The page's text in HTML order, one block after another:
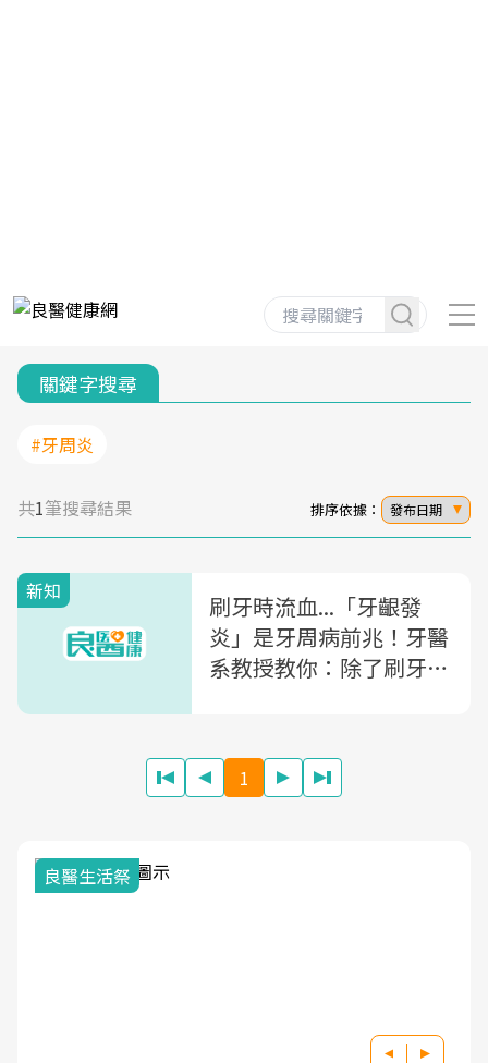
關鍵字搜尋
#牙周炎
共1筆搜尋結果 排序依據： 發布日期
新知
刷牙時流血...「牙齦發
炎」是牙周病前兆！牙醫
系教授教你：除了刷牙，
1